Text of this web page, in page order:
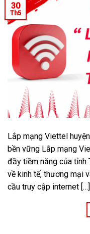
30
Th5
Lắp mạng Viettel
bền vững Lắp mạng
đầy tiềm năng của tỉnh
về kinh tế, thương mại
cầu truy cập internet […]